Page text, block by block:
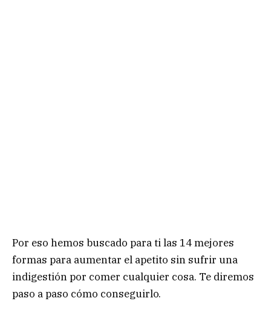
Por eso hemos buscado para ti las 14 mejores
formas para aumentar el apetito sin sufrir una
indigestión por comer cualquier cosa. Te diremos
paso a paso cómo conseguirlo.